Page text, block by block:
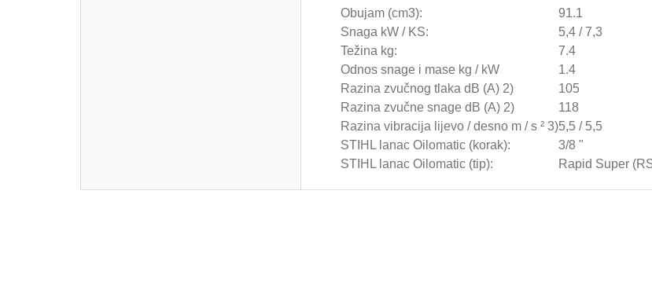
Obujam (cm3):
91.1
Snaga kW / KS:
5,4 / 7,3
Težina kg:
7.4
Odnos snage i mase kg / kW
1.4
Razina zvučnog tlaka dB (A) 2)
105
Razina zvučne snage dB (A) 2)
118
Razina vibracija lijevo / desno m / s ² 3)5,5 / 5,5
STIHL lanac Oilomatic (korak):
3/8 "
STIHL lanac Oilomatic (tip):
Rapid Super
Motorna pila
0,00 €
1.575,00 €